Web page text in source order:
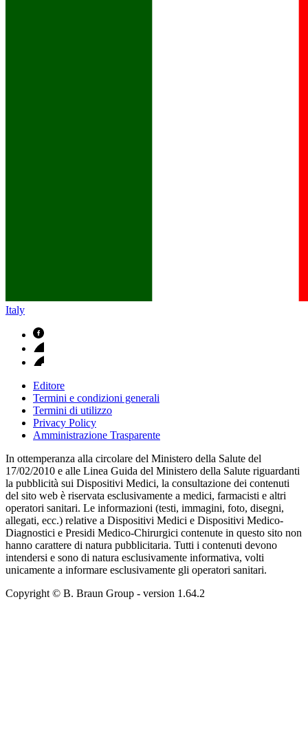
Italy
Editore
Termini e condizioni generali
Termini di utilizzo
Privacy Policy
Amministrazione Trasparente
In ottemperanza alla circolare del Ministero della Salute del
17/02/2010 e alle Linea Guida del Ministero della Salute riguardanti
la pubblicità sui Dispositivi Medici, la consultazione dei contenuti
del sito web è riservata esclusivamente a medici, farmacisti e altri
operatori sanitari. Le informazioni (testi, immagini, foto, disegni,
allegati, ecc.) relative a Dispositivi Medici e Dispositivi Medico-
Diagnostici e Presidi Medico-Chirurgici contenute in questo sito non
hanno carattere di natura pubblicitaria. Tutti i contenuti devono
intendersi e sono di natura esclusivamente informativa, volti
unicamente a informare esclusivamente gli operatori sanitari.
Copyright © B. Braun Group - version 1.64.2